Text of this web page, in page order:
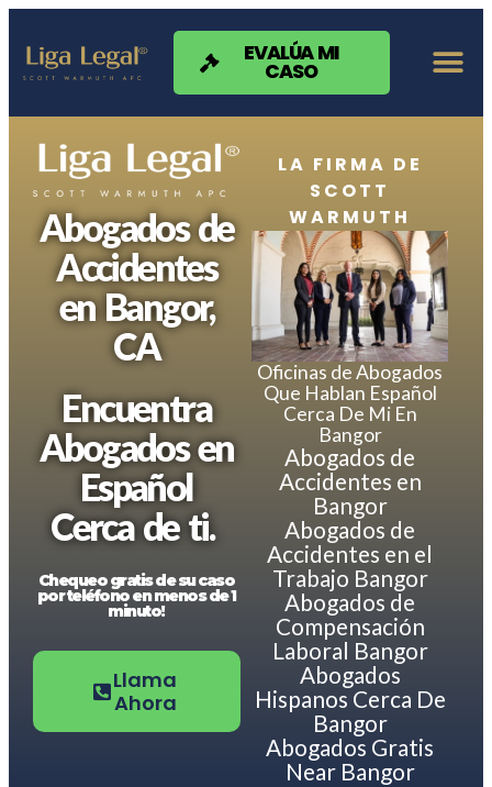
Nota:
sitio
web
accesibilidad.
EVALÚA MI
CASO
Abogados de
Accidentes
en Bangor,
CA
Encuentra
Abogados en
Español
Cerca de ti.
Chequeo gratis de su caso
por teléfono en menos de 1
minuto!
Llama
Ahora
LA FIRMA DE
SCOTT
WARMUTH
Oficinas de Abogados
Que Hablan Español
Cerca De Mi En
Bangor
Abogados de
Accidentes en
Bangor
Abogados de
Accidentes en el
Trabajo Bangor
Abogados de
Compensación
Laboral Bangor
Abogados
Hispanos Cerca De
Bangor
Abogados Gratis
Near Bangor